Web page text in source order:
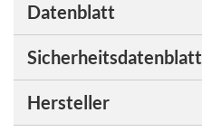
Datenblatt
Sicherheitsdatenblatt
Hersteller